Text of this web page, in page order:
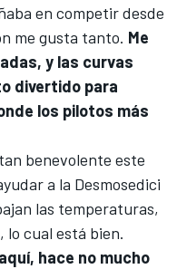
en competir desde
me gusta tanto. Me
y las curvas
divertido para
los pilotos más
benevolente este
a la Desmosedici
las temperaturas,
cual está bien.
hace no mucho